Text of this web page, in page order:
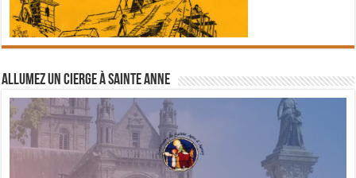
Allumez un cierge à Sainte Anne